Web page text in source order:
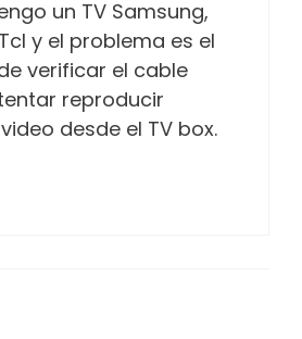
un TV Samsung,
y el problema es el
verificar el cable
reproducir
desde el TV box.